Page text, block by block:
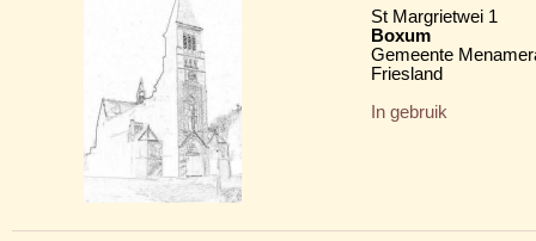
St Margrietwei 1
Boxum
Gemeente
Friesland
In gebruik